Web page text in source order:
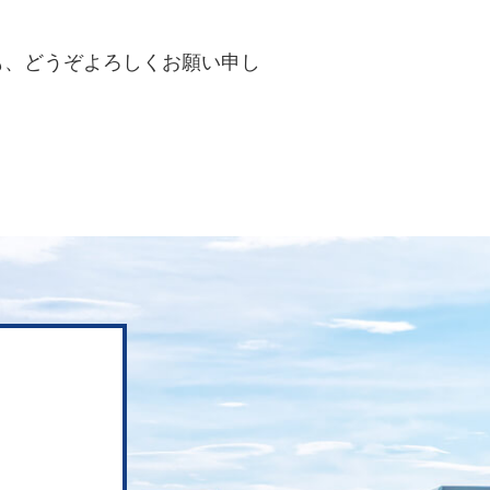
どうぞよろしくお願い申し